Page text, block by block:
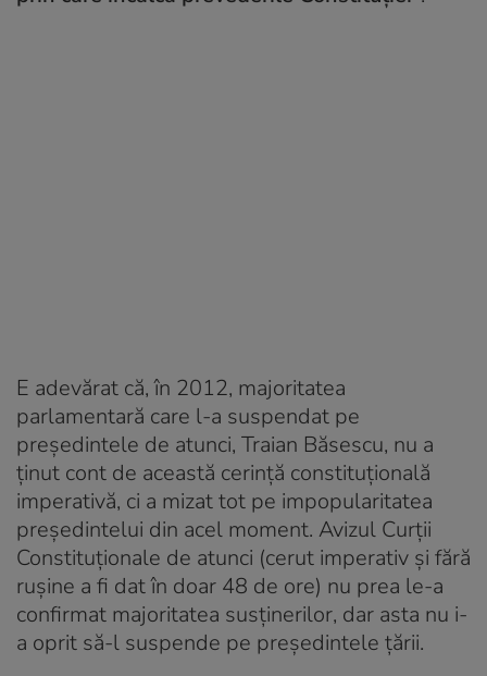
E adevărat că, în 2012, majoritatea
parlamentară care l-a suspendat pe
președintele de atunci, Traian Băsescu, nu a
ținut cont de această cerință constituțională
imperativă, ci a mizat tot pe impopularitatea
președintelui din acel moment. Avizul Curții
Constituționale de atunci (cerut imperativ și fără
rușine a fi dat în doar 48 de ore) nu prea le-a
confirmat majoritatea susținerilor, dar asta nu i-
a oprit să-l suspende pe președintele țării.